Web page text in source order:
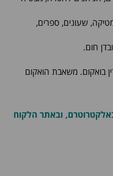
שעונים, ספרים,
בואקום. משאבת הואקום
ובאתר הלקוח